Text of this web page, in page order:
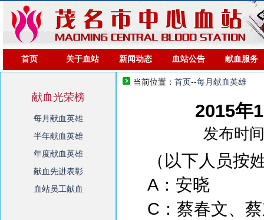
首页 关于血站 新闻动态 血站公告 献血服务
献血光荣榜
每月献血英雄
半年献血英雄
年度献血英雄
献血先进表彰
血站员工献血
当前位置： 首页--每月献血英雄
2015年
发布时
（以下人员按
A：安晓
C：蔡春文、